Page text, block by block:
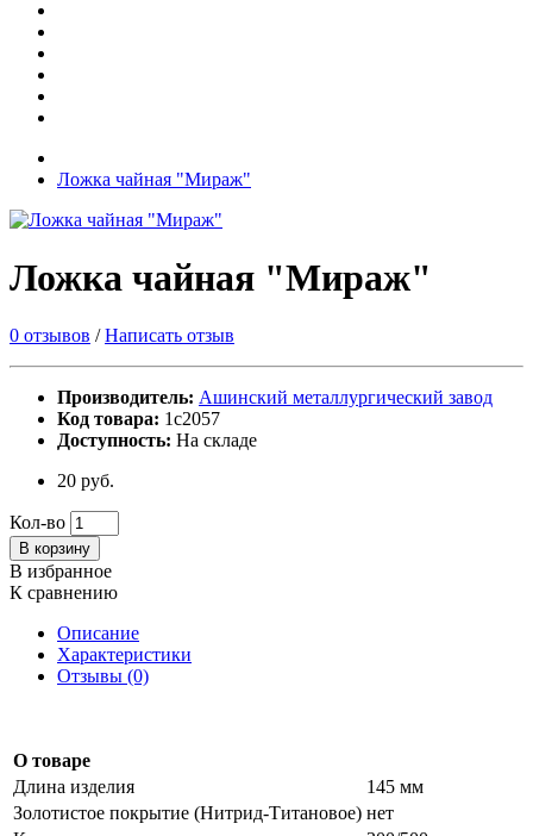
Ложка чайная "Мираж"
Ложка чайная "Мираж"
0 отзывов /Написать отзыв
Производитель: Ашинский металлургический завод
Код товара: 1с2057
Доступность: На складе
20 руб.
Кол-во
В корзину
В избранное
К сравнению
Описание
Характеристики
Отзывы (0)
О товаре
Длина изделия
145 мм
Золотистое покрытие (Нитрид-Титановое) нет